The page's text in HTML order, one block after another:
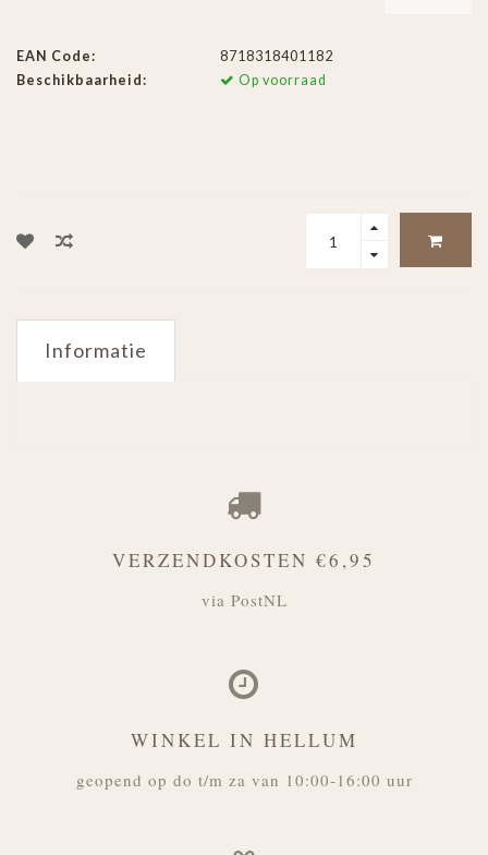
EAN Code:
8718318401182
Beschikbaarheid:
Op voorraad
Informatie
VERZENDKOSTEN €6,95
via PostNL
WINKEL IN HELLUM
geopend op do t/m za van 10:00-16:00 uur